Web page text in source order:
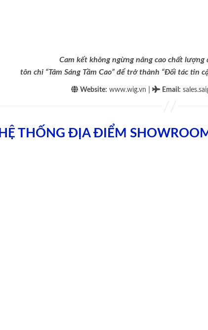
Cam kết không ngừng nâng cao chất lượng
tôn chỉ “Tâm Sáng Tầm Cao” để trở thành “Đối tác tin
Website: www.wig.vn Email :
HỆ THỐNG ĐỊA ĐIỂM